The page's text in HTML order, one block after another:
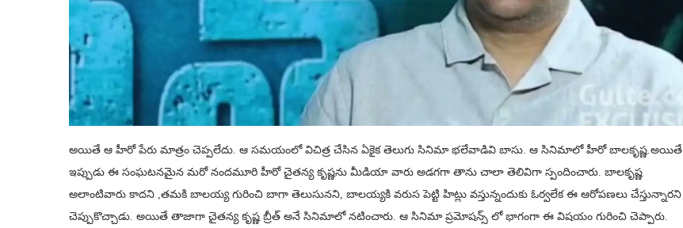
అయితే ఆ హీరో పేరు మాత్రం చెప్పలేదు. ఆ సమయంలో విచిత్ర చేసిన ఏకైక తెలుగు సినిమా భలేవాడివి బాసు. ఆ సినిమాలో హీరో బాలకృష్ణ.అయితే
ఇప్పుడు ఈ సంఘటనమైన మరో నందమూరి హీరో చైతన్య కృష్ణను మీడియా వారు అడగగా తాను చాలా తెలివిగా స్పందించారు. బాలకృష్ణ
అలాంటివారు కాదని ,తమకి బాలయ్య గురించి బాగా తెలుసునని, బాలయ్యకి వరుస పెట్టి హిట్లు వస్తున్నందుకు ఓర్వలేక ఈ ఆరోపణలు చేస్తున్నారని
చెప్పుకొచ్చాడు. అయితే తాజాగా చైతన్య కృష్ణ బ్రీత్ అనే సినిమాలో నటించారు. ఆ సినిమా ప్రమోషన్స్ లో భాగంగా ఈ విషయం గురించి చెప్పారు.